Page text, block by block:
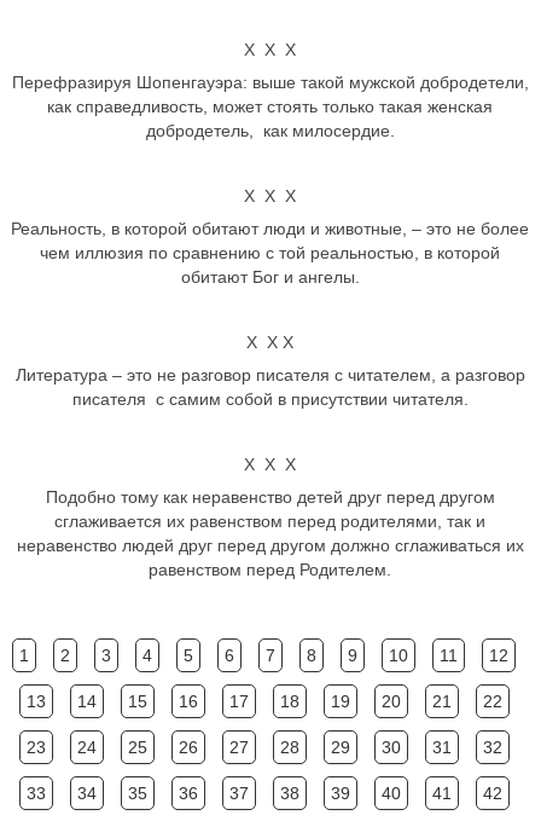
Х Х Х
Перефразируя Шопенгауэра: выше такой мужской добродетели,
как справедливость, может стоять только такая женская
добродетель, как милосердие.
Х Х Х
Реальность, в которой обитают люди и животные, – это не более
чем иллюзия по сравнению с той реальностью, в которой
обитают Бог и ангелы.
Х Х Х
Литература – это не разговор писателя с читателем, а разговор
писателя с самим собой в присутствии читателя.
Х Х Х
Подобно тому как неравенство детей друг перед другом
сглаживается их равенством перед родителями, так и
неравенство людей друг перед другом должно сглаживаться их
равенством перед Родителем.
1 2 3 4 5 6 7 8 9 10 11 12
13 14 15 16 17 18 19 20 21 22
23 24 25 26 27 28 29 30 31 32
33 34 35 36 37 38 39 40 41 42